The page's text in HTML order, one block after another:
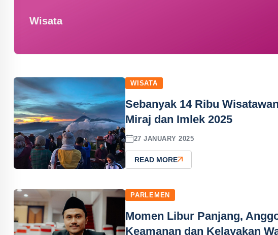
Wisata
WISATA
Sebanyak 14 Ribu
Miraj dan Imlek 2025
27 JANUARY 2025
READ MORE
PARLEMEN
Momen Libur Panjang,
Keamanan dan Kelayakan